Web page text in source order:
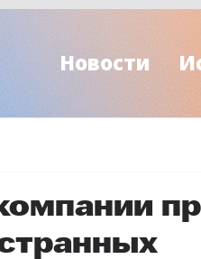
Новости